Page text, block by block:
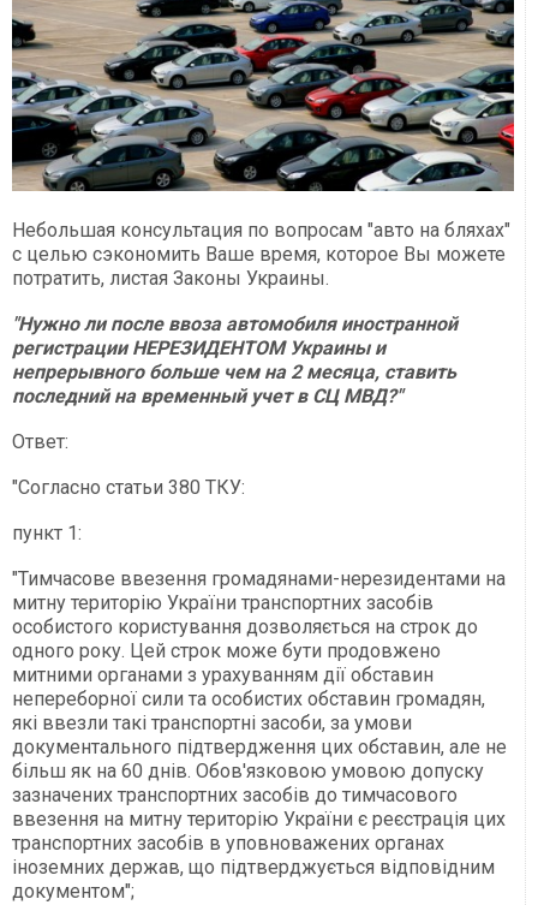
Небольшая консультация по вопросам "авто на бляхах"
с целью сэкономить Ваше время, которое Вы можете
потратить, листая Законы Украины.
"Нужно ли после ввоза автомобиля иностранной
регистрации НЕРЕЗИДЕНТОМ Украины и
непрерывного больше чем на 2 месяца, ставить
последний на временный учет в СЦ МВД?"
Ответ:
"Согласно статьи 380 ТКУ:
пункт 1:
"Тимчасове ввезення громадянами-нерезидентами на
митну територію України транспортних засобів
особистого користування дозволяється на строк до
одного року. Цей строк може бути продовжено
митними органами з урахуванням дії обставин
непереборної сили та особистих обставин громадян,
які ввезли такі транспортні засоби, за умови
документального підтвердження цих обставин, але не
більш як на 60 днів. Обов'язковою умовою допуску
зазначених транспортних засобів до тимчасового
ввезення на митну територію України є реєстрація цих
транспортних засобів в уповноважених органах
іноземних держав, що підтверджується відповідним
документом";